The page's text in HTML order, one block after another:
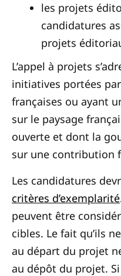
les projets
candidatures
projets
L’appel à projets
initiatives portées
françaises ou ayant
sur le paysage
ouverte et dont la
sur une contribution
Les candidatures
critères d’exemplarité
peuvent être
cibles. Le fait qu’ils
au départ du projet
au dépôt du projet.